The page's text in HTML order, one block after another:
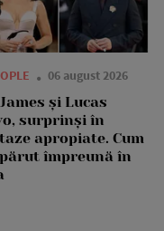
06 august 2026
și Lucas
surprinși în
apropiate. Cum
împreună în